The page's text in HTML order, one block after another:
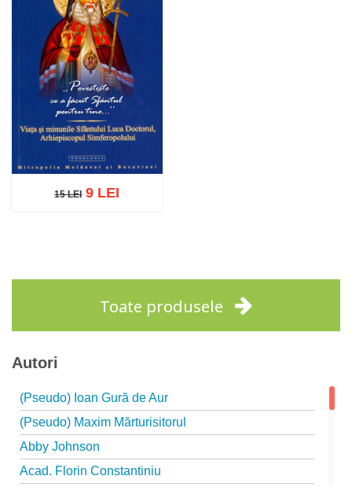
15 LEI
15 LEI9 LEI
Toate produsele
Autori
(Pseudo) Ioan Gură de Aur
(Pseudo) Maxim Mărturisitorul
Abby Johnson
Acad. Florin Constantiniu